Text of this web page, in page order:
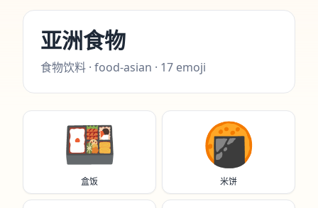
亚洲食物
食物饮料 · food-asian · 17 emoji
🍱
盒饭
🍘
米饼